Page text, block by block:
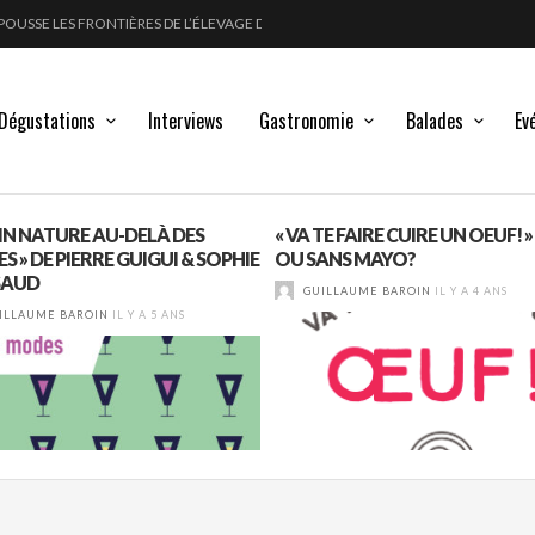
Dégustations Interviews Gastronomie Balades
NATURE AU-DELÀ DES
» DE PIERRE GUIGUI & SOPHIE
BAROIN IL Y A 5 ANS
« VA TE FAIRE CUIRE UN OEUF!
OU SANS MAYO?
GUILLAUME BAROIN IL Y A 4 ANS